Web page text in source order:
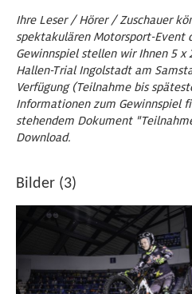
Ihre Leser / Hörer / Zuschauer
spektakulären Motorsport-Event
Gewinnspiel stellen wir Ihnen 5 x
Hallen-Trial Ingolstadt am
Verfügung (Teilnahme bis
Informationen zum Gewinnspiel
stehendem Dokument
Download.
Bilder (3)